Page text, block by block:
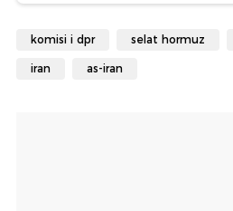
komisi i dpr selat hormuz
iran as-iran